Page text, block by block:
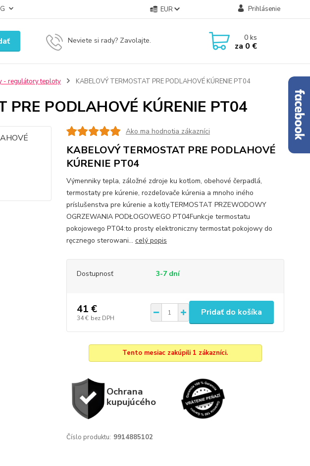
EUR Prihlásenie
Neviete si rady? Zavolajte. 0ks
za 0 €
- regulátory teploty KABELOVÝ TERMOSTAT PRE PODLAHOVÉ KÚRENIE PT04
PRE PODLAHOVÉ KÚRENIE PT04
Ako ma hodnotia zákazníci
KABELOVÝ TERMOSTAT PRE PODLAHOVÉ
KÚRENIE PT04
Výmenniky tepla, záložné zdroje ku kotlom, obehové čerpadlá,
termostaty pre kúrenie, rozdeľovače kúrenia a mnoho iného
príslušenstva pre kúrenie a kotly.TERMOSTAT PRZEWODOWY
OGRZEWANIA PODŁOGOWEGO PT04Funkcje termostatu
pokojowego PT04:to prosty elektroniczny termostat pokojowy do
ręcznego sterowani... celý popis
Dostupnosť 3-7 dní
41 €
34 € bez DPH
Pridať do košíka
Tento mesiac zakúpili 1 zákazníci.
Ochrana
kupujúcého
Číslo produktu: 9914885102